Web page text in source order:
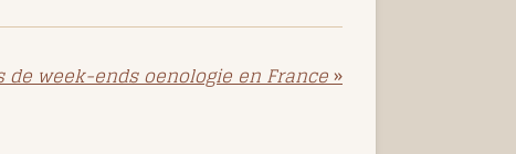
de week-ends oenologie en France»